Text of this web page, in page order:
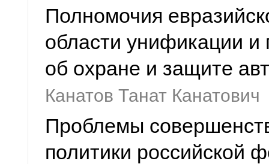
Полномочия
области унификации и
об охране и защите
Канатов Танат Канатович
Проблемы
политики российской